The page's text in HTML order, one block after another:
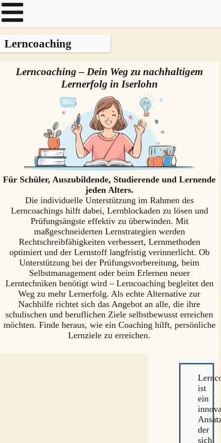
Lerncoaching
Lerncoaching – Dein Weg zu nachhaltigem
Lernerfolg in Iserlohn
Für Schüler, Auszubildende, Studierende und Lernende
jeden Alters.
Die individuelle Unterstützung im Rahmen des
Lerncoachings hilft dabei, Lernblockaden zu lösen und
Prüfungsängste effektiv zu überwinden. Mit
maßgeschneiderten Lernstrategien werden
Rechtschreibfähigkeiten verbessert, Lernmethoden
optimiert und der Lernstoff langfristig verinnerlicht. Ob
Unterstützung bei der Prüfungsvorbereitung, beim
Selbstmanagement oder beim Erlernen neuer
Lerntechniken benötigt wird – Lerncoaching begleitet den
Weg zu mehr Lernerfolg. Als echte Alternative zur
Nachhilfe richtet sich das Angebot an alle, die ihre
schulischen und beruflichen Ziele selbstbewusst erreichen
möchten. Finde heraus, wie ein Coaching hilft, persönliche
Lernziele zu erreichen.
ist
ein
der
sich